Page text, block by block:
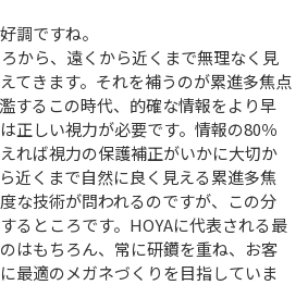
調ですね。
から、遠くから近くまで無理なく見
てきます。それを補うのが累進多焦点
するこの時代、的確な情報をより早
正しい視力が必要です。情報の80％
れば視力の保護補正がいかに大切か
近くまで自然に良く見える累進多焦
な技術が問われるのですが、この分
るところです。HOYAに代表される最
はもちろん、常に研鑽を重ね、お客
最適のメガネづくりを目指していま